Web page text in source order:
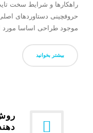
راهکارها و شرایط سخت
حروفچینی دستاوردهای
موجود طراحی اساسا مورد
بیشتر بخوانید